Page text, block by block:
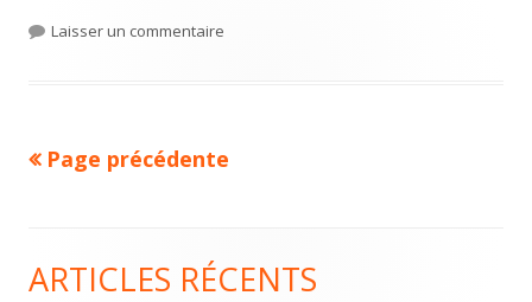
le
Laisser un commentaire
Pagination
publications
Page précédente
Colonne
ARTICLES RÉCENTS